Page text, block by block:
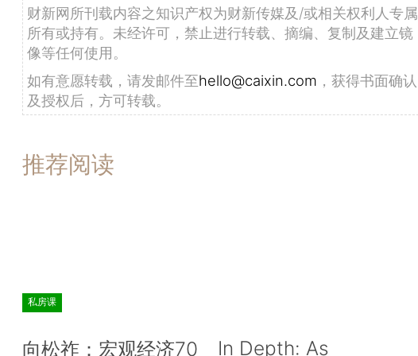
财新网所刊载内容之知识产权为财新传媒及/或相关权利人专属
所有或持有。未经许可，禁止进行转载、摘编、复制及建立镜
像等任何使用。
如有意愿转载，请发邮件至hello@caixin.com ，获得书面确认
及授权后，方可转载。
推荐阅读
私房课
向松祚：宏观经济70
In Depth: As